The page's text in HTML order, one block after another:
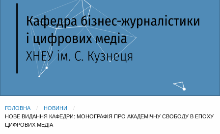
ГОЛОВНА
НОВИНИ
CURRENT:
НОВЕ ВИДАННЯ КАФЕДРИ: МОНОГРАФІЯ ПРО АКАДЕМІЧНУ СВОБОДУ В ЕПОХУ
ЦИФРОВИХ МЕДІА